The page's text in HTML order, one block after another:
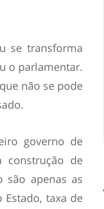
se transforma
o parlamentar.
não se pode
governo de
construção de
são apenas as
taxa de